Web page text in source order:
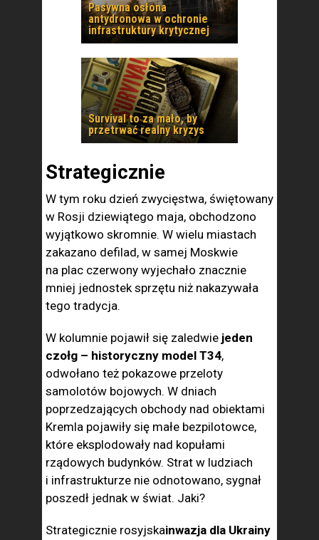
Pasywna osłona
antydronowa w ochronie
infrastruktury krytycznej
Survival to za mało, by
przetrwać realny kryzys
Strategicznie
W tym roku dzień zwycięstwa, świętowany
w Rosji dziewiątego maja, obchodzono
wyjątkowo skromnie. W wielu miastach
zakazano defilad, w samej Moskwie
na plac czerwony wyjechało znacznie
mniej jednostek sprzętu niż nakazywała
tego tradycja.
W kolumnie pojawił się zaledwie jeden
czołg – historyczny model T34,
odwołano też pokazowe przeloty
samolotów bojowych. W dniach
poprzedzających obchody nad obiektami
Kremla pojawiły się małe bezpilotowce,
które eksplodowały nad kopułami
rządowych budynków. Strat w ludziach
i infrastrukturze nie odnotowano, sygnał
poszedł jednak w świat. Jaki?
Strategicznie rosyjskainwazja dla Ukrainy